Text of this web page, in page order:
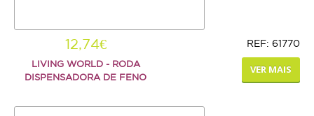
12,74€ REF: 61770
LIVING WORLD - RODA
DISPENSADORA DE FENO
VER MAIS